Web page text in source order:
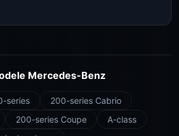
Mercedes-Benz
series
200-series Cabrio
200-series Coupe
A-class